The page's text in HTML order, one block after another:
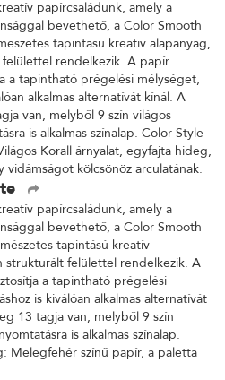
papírcsaládunk, amely a
bevethető, a Color Smooth
tapintású kreatív alapanyag,
rendelkezik. A papír
a tapintható prégelési mélységet,
alkalmas alternatívát kínál. A
van, melyből 9 szín világos
is alkalmas színalap. Color Style
Korall árnyalat, egyfajta hideg,
vidámságot kölcsönöz arculatának.
papírcsaládunk, amely a
bevethető, a Color Smooth
tapintású kreatív
strukturált felülettel rendelkezik. A
a tapintható prégelési
is kiválóan alkalmas alternatívát
13 tagja van, melyből 9 szín
is alkalmas színalap.
Melegfehér színű papír, a paletta